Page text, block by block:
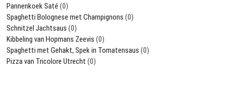
Pannenkoek Saté (0)
Spaghetti Bolognese met Champignons (0)
Schnitzel Jachtsaus (0)
Kibbeling van Hopmans Zeevis (0)
Spaghetti met Gehakt, Spek in Tomatensaus (0)
Pizza van Tricolore Utrecht (0)